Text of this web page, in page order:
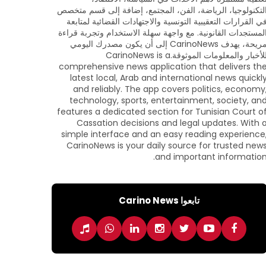
التكنولوجيا، الرياضة، الفن، المجتمع، إضافة إلى قسم متخصص
في القرارات التعقيبية التونسية والاجتهادات القضائية لمتابعة
المستجدات القانونية. مع واجهة سهلة الاستخدام وتجربة قراءة
مريحة، يهدف CarinoNews إلى أن يكون مصدرك اليومي
للأخبار والمعلومات الموثوقة.CarinoNews is a
comprehensive news application that delivers the
latest local, Arab and international news
and reliably. The app covers politics,
technology, sports, entertainment, society, and
features a dedicated section for Tunisian Court of
Cassation decisions and legal updates. With a
simple interface and an easy reading
CarinoNews is your daily source for trusted news
and important information.
تابعوا Carino News